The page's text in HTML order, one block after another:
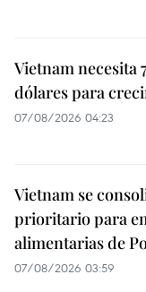
Vietnam necesita
dólares para
07/08/2026 04:23
Vietnam se
prioritario para
alimentarias de
07/08/2026 03:59